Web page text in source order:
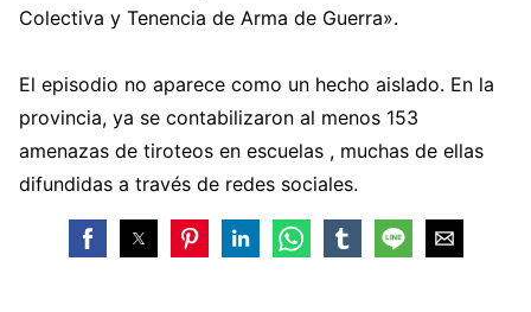
Colectiva y Tenencia de Arma de Guerra».
El episodio no aparece como un hecho aislado. En la
provincia, ya se contabilizaron al menos 153
amenazas de tiroteos en escuelas , muchas de ellas
difundidas a través de redes sociales.